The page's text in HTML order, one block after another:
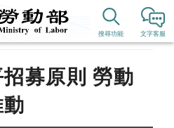
文字客服
搜尋功能
史新聞
募原則 勞動